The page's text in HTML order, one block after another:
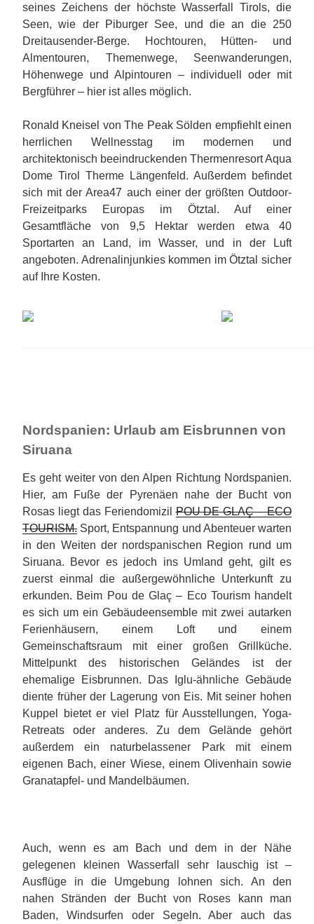
seines Zeichens der höchste Wasserfall Tirols, die
Seen, wie der Piburger See, und die an die 250
Dreitausender-Berge. Hochtouren, Hütten- und
Almentouren, Themenwege, Seenwanderungen,
Höhenwege und Alpintouren – individuell oder mit
Bergführer – hier ist alles möglich.
Ronald Kneisel von The Peak Sölden empfiehlt einen
herrlichen Wellnesstag im modernen und
architektonisch beeindruckenden Thermenresort Aqua
Dome Tirol Therme Längenfeld. Außerdem befindet
sich mit der Area47 auch einer der größten Outdoor-
Freizeitparks Europas im Ötztal. Auf einer
Gesamtfläche von 9,5 Hektar werden etwa 40
Sportarten an Land, im Wasser, und in der Luft
angeboten. Adrenalinjunkies kommen im Ötztal sicher
auf Ihre Kosten.
Nordspanien: Urlaub am Eisbrunnen von
Siruana
Es geht weiter von den Alpen Richtung Nordspanien.
Hier, am Fuße der Pyrenäen nahe der Bucht von
Rosas liegt das FeriendomizilPOU DE GLAÇ – ECO
TOURISM. Sport, Entspannung und Abenteuer warten
in den Weiten der nordspanischen Region rund um
Siruana. Bevor es jedoch ins Umland geht, gilt es
zuerst einmal die außergewöhnliche Unterkunft zu
erkunden. Beim Pou de Glaç – Eco Tourism handelt
es sich um ein Gebäudeensemble mit zwei autarken
Ferienhäusern, einem Loft und einem
Gemeinschaftsraum mit einer großen Grillküche.
Mittelpunkt des historischen Geländes ist der
ehemalige Eisbrunnen. Das Iglu-ähnliche Gebäude
diente früher der Lagerung von Eis. Mit seiner hohen
Kuppel bietet er viel Platz für Ausstellungen, Yoga-
Retreats oder anderes. Zu dem Gelände gehört
außerdem ein naturbelassener Park mit einem
eigenen Bach, einer Wiese, einem Olivenhain sowie
Granatapfel- und Mandelbäumen.
Auch, wenn es am Bach und dem in der Nähe
gelegenen kleinen Wasserfall sehr lauschig ist –
Ausflüge in die Umgebung lohnen sich. An den
nahen Stränden der Bucht von Roses kann man
Baden, Windsurfen oder Segeln. Aber auch das